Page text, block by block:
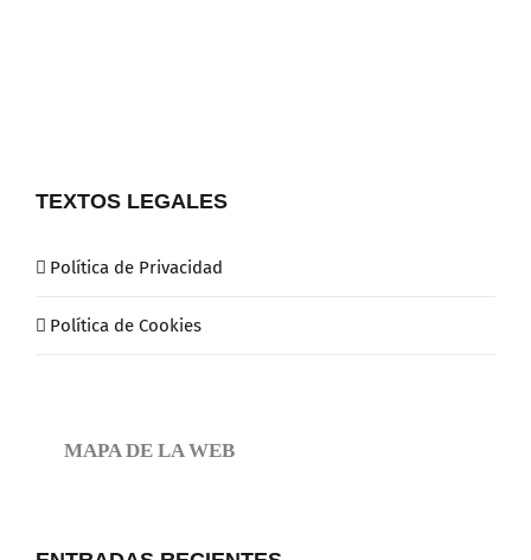
TEXTOS LEGALES
Política de Privacidad
Política de Cookies
MAPA DE LA WEB